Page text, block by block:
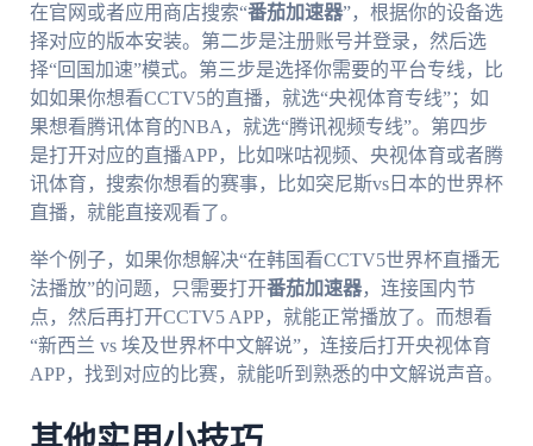
在官网或者应用商店搜索“番茄加速器”，根据你的设备选
择对应的版本安装。第二步是注册账号并登录，然后选
择“回国加速”模式。第三步是选择你需要的平台专线，比
如如果你想看CCTV5的直播，就选“央视体育专线”；如
果想看腾讯体育的NBA，就选“腾讯视频专线”。第四步
是打开对应的直播APP，比如咪咕视频、央视体育或者腾
讯体育，搜索你想看的赛事，比如突尼斯vs日本的世界杯
直播，就能直接观看了。
举个例子，如果你想解决“在韩国看CCTV5世界杯直播无
法播放”的问题，只需要打开番茄加速器，连接国内节
点，然后再打开CCTV5 APP，就能正常播放了。而想看
“新西兰 vs 埃及世界杯中文解说”，连接后打开央视体育
APP，找到对应的比赛，就能听到熟悉的中文解说声音。